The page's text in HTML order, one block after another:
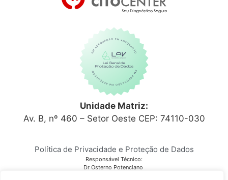
Unidade Matriz:
Av. B, nº 460 – Setor Oeste CEP: 74110-030
Política de Privacidade e Proteção de Dados
Responsável Técnico:
Dr Osterno Potenciano